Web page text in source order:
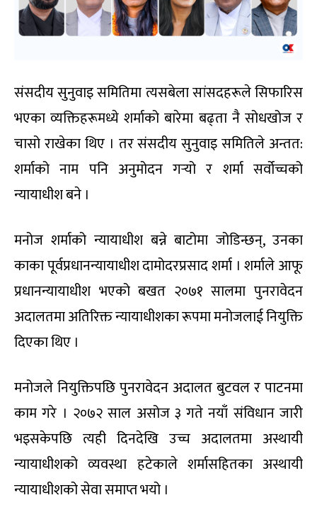
संसदीय सुनुवाइ समितिमा त्यसबेला सांसदहरूले सिफारिस
भएका व्यक्तिहरूमध्ये शर्माको बारेमा बढ्ता नै सोधखोज र
चासो राखेका थिए । तर संसदीय सुनुवाइ समितिले अन्तत:
शर्माको नाम पनि अनुमोदन गर्‍यो र शर्मा सर्वोच्चको
न्यायाधीश बने ।
मनोज शर्माको न्यायाधीश बन्ने बाटोमा जोडिन्छन्, उनका
काका पूर्वप्रधानन्यायाधीश दामोदरप्रसाद शर्मा । शर्माले आफू
प्रधानन्यायाधीश भएको बखत २०७१ सालमा पुनरावेदन
अदालतमा अतिरिक्त न्यायाधीशका रूपमा मनोजलाई नियुक्ति
दिएका थिए ।
मनोजले नियुक्तिपछि पुनरावेदन अदालत बुटवल र पाटनमा
काम गरे । २०७२ साल असोज ३ गते नयाँ संविधान जारी
भइसकेपछि त्यही दिनदेखि उच्च अदालतमा अस्थायी
न्यायाधीशको व्यवस्था हटेकाले शर्मासहितका अस्थायी
न्यायाधीशको सेवा समाप्त भयो ।